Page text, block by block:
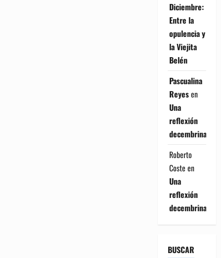
Diciembre:
Entre la
opulencia y
la Viejita
Belén
Pascualina
Reyesen
Una
reflexión
decembrina
Roberto
Coste en
Una
reflexión
decembrina
BUSCAR